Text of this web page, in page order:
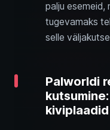
palju esemeid,
tugevamaks
selle
Palworldi